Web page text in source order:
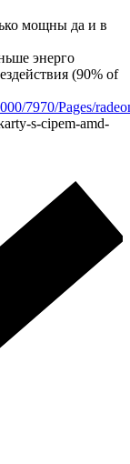
мощны да и в
энерго
(90% of
7970/Pages/
s-cipem-amd-